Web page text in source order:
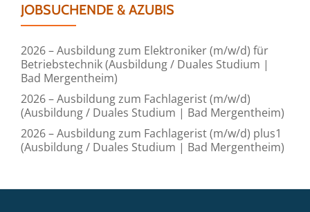
JOBSUCHENDE & AZUBIS
2026 – Ausbildung zum Elektroniker (m/w/d) für
Betriebstechnik (Ausbildung / Duales Studium |
Bad Mergentheim)
2026 – Ausbildung zum Fachlagerist (m/w/d)
(Ausbildung / Duales Studium | Bad Mergentheim)
2026 – Ausbildung zum Fachlagerist (m/w/d) plus1
(Ausbildung / Duales Studium | Bad Mergentheim)